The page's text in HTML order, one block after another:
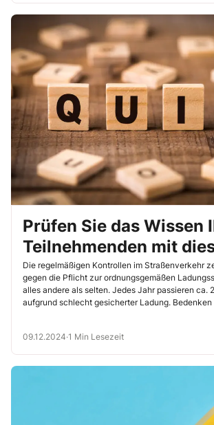
Prüfen Sie das Wissen
Teilnehmenden mit
zum Thema
„Ladungssicherung“
Die regelmäßigen Kontrollen im Straßenverkehr
gegen die Pflicht zur ordnungsgemäßen
alles andere als selten. Jedes Jahr passieren ca.
aufgrund schlecht gesicherter Ladung.
sorgen Sie mit Ihren Unterweisungen dafür, dass
sicher verstaut sind. Dazu ist viel Fachwissen
dieses Wissen bei Ihren Teilnehmern vorhanden
09.12.2024·1 Min Lesezeit